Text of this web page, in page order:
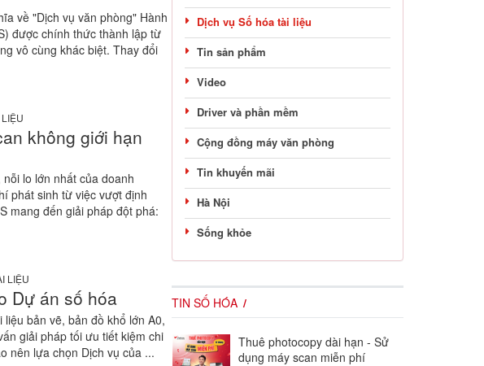
về "Dịch vụ văn phòng" Hành
được chính thức thành lập từ
vô cùng khác biệt. Thay đổi
không giới hạn
lo lớn nhất của doanh
phát sinh từ việc vượt định
mang đến giải pháp đột phá:
LIỆU
Dự án số hóa
bản vẽ, bản đồ khổ lớn A0,
giải pháp tối ưu tiết kiệm chi
nên lựa chọn Dịch vụ của ...
Dịch vụ Số hóa tài liệu
Tin sản phẩm
Video
Driver và phần mềm
Cộng đồng máy văn phòng
Tin khuyến mãi
Hà Nội
Sống khỏe
TIN SỐ HÓA
Thuê photocopy dài hạn - Sử
dụng máy scan miễn phí